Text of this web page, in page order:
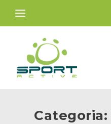
Categoria: